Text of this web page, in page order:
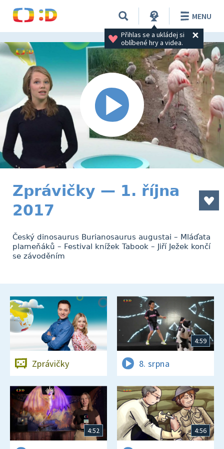
Přihlas se a ukládej si
oblíbené hry a videa.
MENU
Zprávičky — 1. října
2017
Český dinosaurus Burianosaurus augustai – Mláďata
plameňáků – Festival knížek Tabook – Jiří Ježek končí
se závoděním
Zprávičky
4:59
8. srpna
4:52 4:56